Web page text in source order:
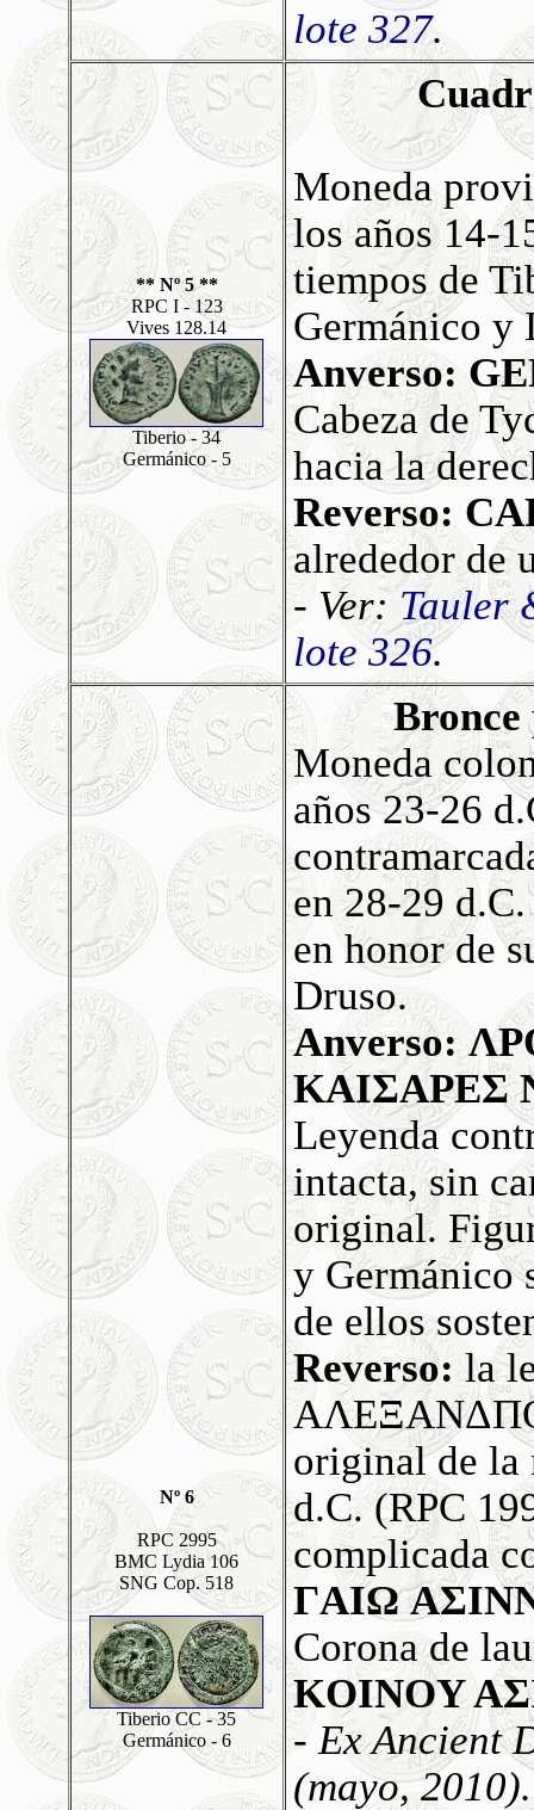
lote 327.
** Nº 5 **
RPC I - 123
Vives 128.14
Tiberio - 34
Germánico - 5
Moneda
los años 14-
tiempos de
Germánico y
Anverso:
Cabeza de
hacia la
Reverso:
alrededor de
- Ver: Tauler
lote 326.
Nº 6
RPC 2995
BMC Lydia 106
SNG Cop. 518
Tiberio CC - 35
Germánico - 6
Moneda
años 23-26
en 28-29
en honor de
Druso.
Anverso:
KAIΣAPEΣ
Leyenda
intacta, sin
original.
y Germánico
de ellos
Reverso:la
original de la
d.C. (RPC
complicada
ΓAIΩ
Corona de
KOINOY
- Ex Ancient
(mayo, 2010).